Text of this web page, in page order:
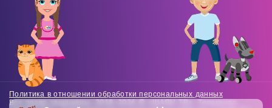
Политика в отношении обработки персональных данных
Все права защищены. 2018-2026 © «ШАЯН ТВ». Телеканал